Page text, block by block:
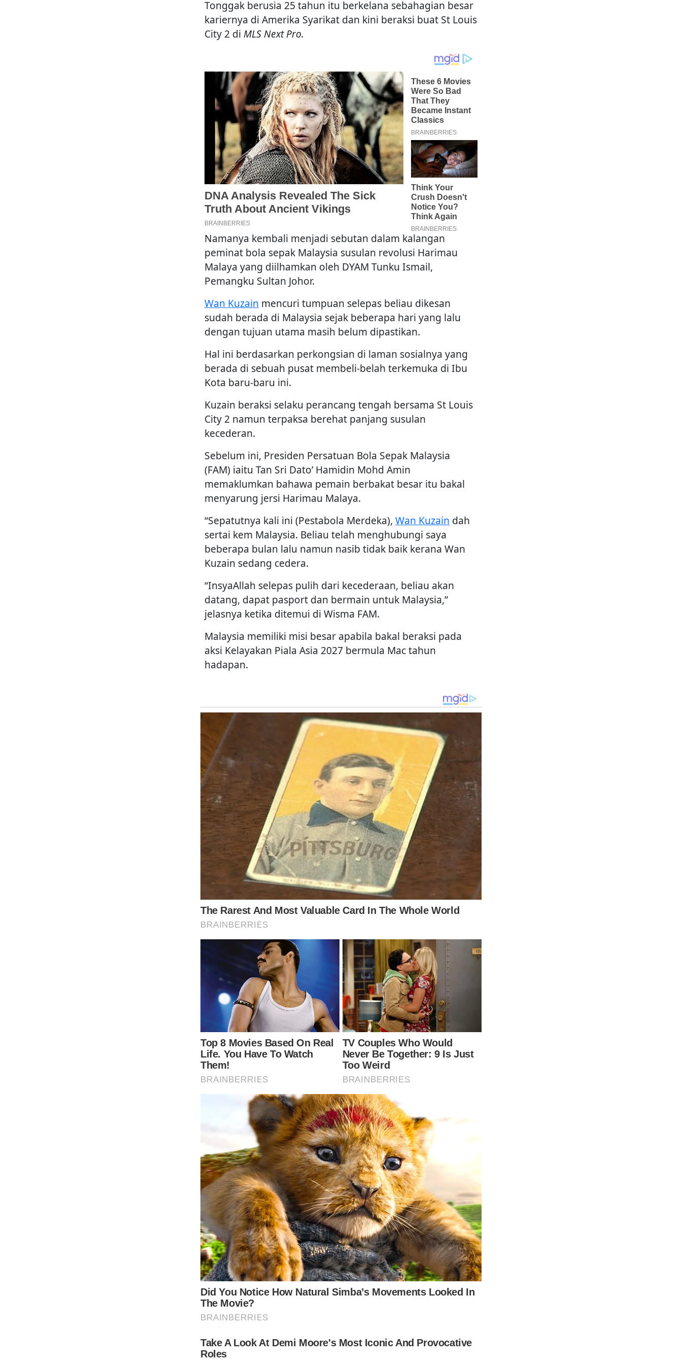
Tonggak berusia 25 tahun itu berkelana sebahagian besar
kariernya di Amerika Syarikat dan kini beraksi buat St Louis
City 2 di MLS Next Pro.
Namanya kembali menjadi sebutan dalam kalangan
peminat bola sepak Malaysia susulan revolusi Harimau
Malaya yang diilhamkan oleh DYAM Tunku Ismail,
Pemangku Sultan Johor.
Wan Kuzain mencuri tumpuan selepas beliau dikesan
sudah berada di Malaysia sejak beberapa hari yang lalu
dengan tujuan utama masih belum dipastikan.
Hal ini berdasarkan perkongsian di laman sosialnya yang
berada di sebuah pusat membeli-belah terkemuka di Ibu
Kota baru-baru ini.
Kuzain beraksi selaku perancang tengah bersama St Louis
City 2 namun terpaksa berehat panjang susulan
kecederan.
Sebelum ini, Presiden Persatuan Bola Sepak Malaysia
(FAM) iaitu Tan Sri Dato’ Hamidin Mohd Amin
memaklumkan bahawa pemain berbakat besar itu bakal
menyarung jersi Harimau Malaya.
“Sepatutnya kali ini (Pestabola Merdeka), Wan Kuzain dah
sertai kem Malaysia. Beliau telah menghubungi saya
beberapa bulan lalu namun nasib tidak baik kerana Wan
Kuzain sedang cedera.
“InsyaAllah selepas pulih dari kecederaan, beliau akan
datang, dapat pasport dan bermain untuk Malaysia,”
jelasnya ketika ditemui di Wisma FAM.
Malaysia memiliki misi besar apabila bakal beraksi pada
aksi Kelayakan Piala Asia 2027 bermula Mac tahun
hadapan.